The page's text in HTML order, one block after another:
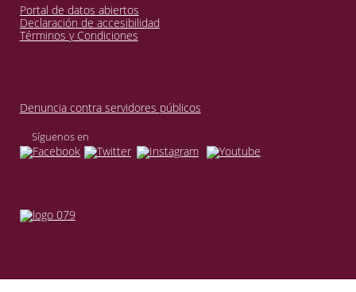
Portal de datos abiertos
Declaración de accesibilidad
Términos y Condiciones
Denuncia contra servidores públicos
Síguenos en